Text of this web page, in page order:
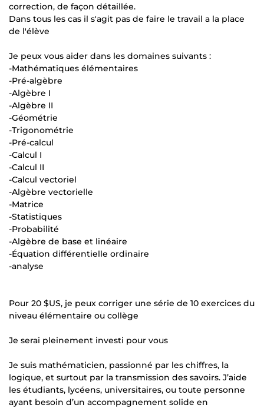
correction, de façon détaillée.
Dans tous les cas il s'agit pas de faire le travail a la place
de l'élève
Je peux vous aider dans les domaines suivants :
-Mathématiques élémentaires
-Pré-algèbre
-Algèbre I
-Algèbre II
-Géométrie
-Trigonométrie
-Pré-calcul
-Calcul I
-Calcul II
-Calcul vectoriel
-Algèbre vectorielle
-Matrice
-Statistiques
-Probabilité
-Algèbre de base et linéaire
-Équation différentielle ordinaire
-analyse
Pour 20 $US, je peux corriger une série de 10 exercices du
niveau élémentaire ou collège
Je serai pleinement investi pour vous
Je suis mathématicien, passionné par les chiffres, la
logique, et surtout par la transmission des savoirs. J’aide
les étudiants, lycéens, universitaires, ou toute personne
ayant besoin d’un accompagnement solide en